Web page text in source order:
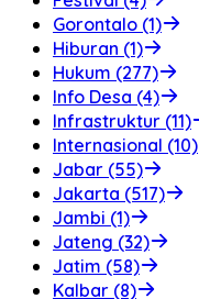
Gorontalo (1)
Hiburan (1)
Hukum (277)
Info Desa (4)
Infrastruktur (11)
Internasional (10)
Jabar (55)
Jakarta (517)
Jambi (1)
Jateng (32)
Jatim (58)
Kalbar (8)